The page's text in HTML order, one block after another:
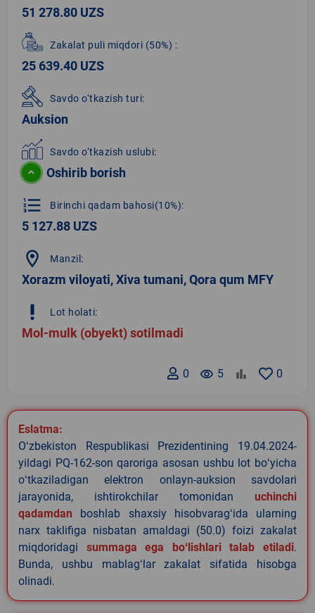
51 278.80 UZS
Zakalat puli miqdori (50%) :
25 639.40 UZS
Savdo o‘tkazish turi:
Auksion
Savdo o‘tkazish uslubi:
Oshirib borish
format_list_numbered Birinchi qadam bahosi(10%):
5 127.88 UZS
location_on Manzil:
Xorazm viloyati, Xiva tumani, Qora qum MFY
priority_high Lot holati:
Mol-mulk (obyekt) sotilmadi
0
remove_red_eye 5
0
Eslatma:
Oʻzbekiston Respublikasi Prezidentining 19.04.2024-
yildagi PQ-162-son qaroriga asosan ushbu lot boʻyicha
oʻtkaziladigan elektron onlayn-auksion savdolari
jarayonida, ishtirokchilar tomonidan uchinchi
qadamdan boshlab shaxsiy hisobvaragʻida ularning
narx taklifiga nisbatan amaldagi (50.0) foizi zakalat
miqdoridagi summaga ega boʻlishlari talab etiladi.
Bunda, ushbu mablagʻlar zakalat sifatida hisobga
olinadi.